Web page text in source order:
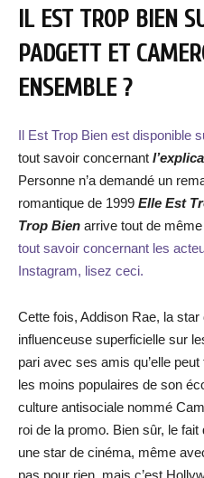
IL EST TROP BIEN
PADGETT ET
ENSEMBLE ?
Il Est Trop Bien est disponible
tout savoir concernant
Personne n’a demandé un
romantique de 1999 Elle Est
Trop Bien arrive tout de
tout savoir concernant les
Instagram, lisez ceci.
Cette fois, Addison Rae, la star
influenceuse superficielle sur
pari avec ses amis qu’elle
les moins populaires de son
culture antisociale nommé
roi de la promo. Bien sûr, le
une star de cinéma, même
pas pour rien, mais c’est